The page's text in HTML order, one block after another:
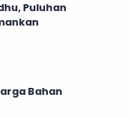
Puluhan
Bahan